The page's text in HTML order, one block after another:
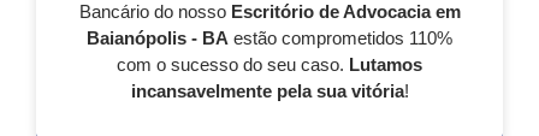
Bancário do nosso Escritório de Advocacia em
Baianópolis - BA estão comprometidos 110%
com o sucesso do seu caso. Lutamos
incansavelmente pela sua vitória!